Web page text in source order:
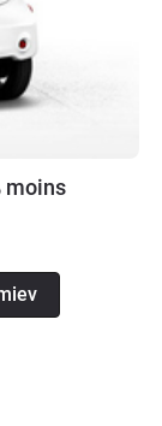
moins